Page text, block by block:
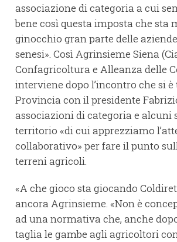
associazione di categoria a cui
bene così questa imposta che sta
ginocchio gran parte delle
senesi». Così Agrinsieme Siena
Confagricoltura e Alleanza delle
interviene dopo l’incontro che si
Provincia con il presidente
associazioni di categoria e alcuni
territorio «di cui apprezziamo
collaborativo» per fare il punto
terreni agricoli.
«A che gioco sta giocando
ancora Agrinsieme. «Non è
ad una normativa che, anche
taglia le gambe agli agricoltori